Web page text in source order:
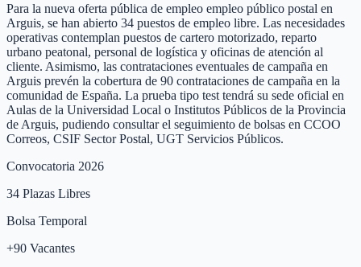
Para la nueva oferta pública de empleo empleo público postal en
Arguis, se han abierto 34 puestos de empleo libre. Las necesidades
operativas contemplan puestos de cartero motorizado, reparto
urbano peatonal, personal de logística y oficinas de atención al
cliente. Asimismo, las contrataciones eventuales de campaña en
Arguis prevén la cobertura de 90 contrataciones de campaña en la
comunidad de España. La prueba tipo test tendrá su sede oficial en
Aulas de la Universidad Local o Institutos Públicos de la Provincia
de Arguis, pudiendo consultar el seguimiento de bolsas en CCOO
Correos, CSIF Sector Postal, UGT Servicios Públicos.
Convocatoria 2026
34 Plazas Libres
Bolsa Temporal
+90 Vacantes